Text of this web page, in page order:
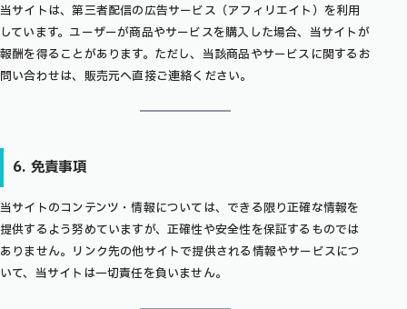
当サイトは、第三者配信の広告サービス（アフィリエイト）を利用
しています。ユーザーが商品やサービスを購入した場合、当サイトが
報酬を得ることがあります。ただし、当該商品やサービスに関するお
問い合わせは、販売元へ直接ご連絡ください。
6. 免責事項
当サイトのコンテンツ・情報については、できる限り正確な情報を
提供するよう努めていますが、正確性や安全性を保証するものでは
ありません。リンク先の他サイトで提供される情報やサービスにつ
いて、当サイトは一切責任を負いません。